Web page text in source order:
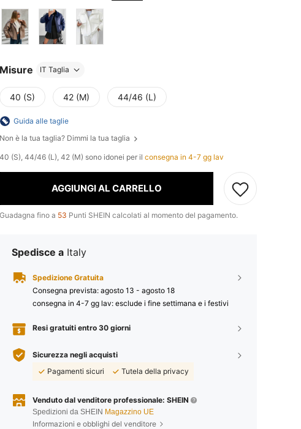
Misure IT Taglia
40 (S) 42 (M) 44/46 (L)
Guida alle taglie
Non è la tua taglia? Dimmi la tua taglia
40 (S), 44/46 (L), 42 (M) sono idonei per il consegna in 4-7 gg lav
AGGIUNGI AL CARRELLO
Guadagna fino a 53 Punti SHEIN calcolati al momento del pagamento.
Spedisce a Italy
Spedizione Gratuita
Consegna prevista: agosto 13 - agosto 18
consegna in 4-7 gg lav: esclude i fine settimana e i festivi
Resi gratuiti entro 30 giorni
Sicurezza negli acquisti
Pagamenti sicuri
Tutela della privacy
Venduto dal venditore professionale: SHEIN
Spedizioni da SHEIN Magazzino UE
Informazioni e obblighi del venditore